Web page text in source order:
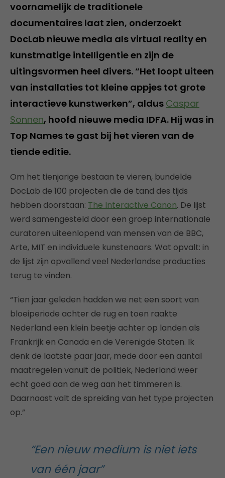
voornamelijk de traditionele
documentaires laat zien, onderzoekt
DocLab nieuwe media als virtual reality en
kunstmatige intelligentie en zijn de
uitingsvormen heel divers. “Het loopt uiteen
van installaties tot kleine appjes tot grote
interactieve kunstwerken”, aldus Caspar
Sonnen, hoofd nieuwe media IDFA. Hij was in
Top Names te gast bij het vieren van de
tiende editie.
Om het tienjarige bestaan te vieren, bundelde
DocLab de 100 projecten die de tand des tijds
hebben doorstaan: The Interactive Canon. De lijst
werd samengesteld door een groep internationale
curatoren uiteenlopend van mensen van de BBC,
Arte, MIT en individuele kunstenaars. Wat opvalt: in
de lijst zijn opvallend veel Nederlandse producties
terug te vinden.
“Tien jaar geleden hadden we net een soort van
bloeiperiode achter de rug en toen raakte
Nederland een klein beetje achter op landen als
Frankrijk en Canada en de Verenigde Staten. Ik
denk de laatste paar jaar, mede door een aantal
maatregelen vanuit de politiek, Nederland weer
echt goed aan de weg aan het timmeren is.
Daarnaast valt de spreiding van het type projecten
op.”
“Een nieuw medium is niet iets
van één jaar”